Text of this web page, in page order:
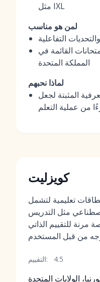
مثل IXL
لمن هو مناسب
التفاعلية
القائمة في
المملكة المتحدة
لماذا نحبهم
المثبتة لجعل
كويزليت
تعليمية لتشمل
مثل التدريس
مرنة للتقييم الذاتي
التقييم: 4.5
الولايات المتحدة